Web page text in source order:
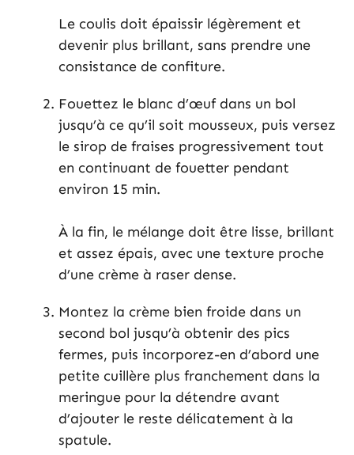
Le coulis doit épaissir légèrement et
devenir plus brillant, sans prendre une
consistance de confiture.
Fouettez le blanc d’œuf dans un bol
jusqu’à ce qu’il soit mousseux, puis versez
le sirop de fraises progressivement tout
en continuant de fouetter pendant
environ 15 min.
À la fin, le mélange doit être lisse, brillant
et assez épais, avec une texture proche
d’une crème à raser dense.
Montez la crème bien froide dans un
second bol jusqu’à obtenir des pics
fermes, puis incorporez-en d’abord une
petite cuillère plus franchement dans la
meringue pour la détendre avant
d’ajouter le reste délicatement à la
spatule.